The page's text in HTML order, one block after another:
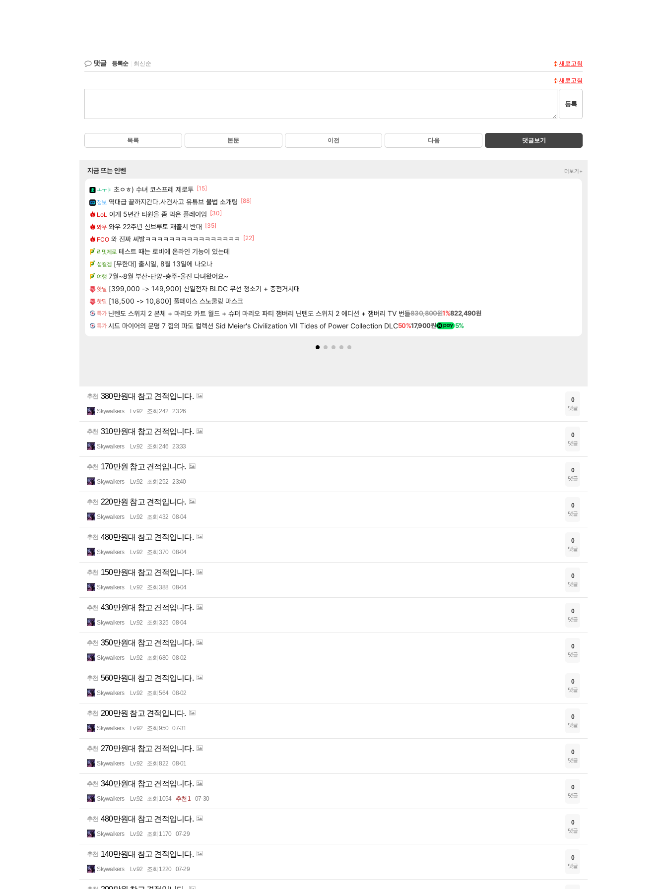
댓글 등록순 최신순 새로고침
새로고침
등록
목록 본문 이전 다음 댓글보기
지금 뜨는 인벤 더보기+
ㅗㅜㅑ 초ㅇㅎ) 수녀 코스프레 제로투 [15]
정보 역대급 끝까지간다.사건사고 유튜브 불법 소개팅 [88]
LoL 이게 5년간 티원을 좀 먹은 플레이임 [30]
와우 와우 22주년 신브루토 재출시 반대 [35]
FCO 와 진짜 씨발ㅋㅋㅋㅋㅋㅋㅋㅋㅋㅋㅋㅋㅋㅋㅋㅋ
[22]
리밋제로 테스트 때는 로비에 온라인 기능이 있는데
섭컬겜 [무한대] 출시일, 8월 13일에 나오나
여행 7월~8월 부산-단양-충주-울진 다녀왔어요~
핫딜 [399,000 -> 149,900] 신일전자 BLDC 무선 청소기 + 충전거치대
핫딜 [18,500 -> 10,800] 풀페이스 스노쿨링 마스크
특가 닌텐도 스위치 2 본체 + 마리오 카트 월드 + 슈퍼 마리오 파티 잼버리 닌텐도 스위치 2 에디션 + 잼버리 TV 번들830,800원1%822,490원
특가 시드 마이어의 문명 7 힘의 파도 컬렉션 Sid Meier's Civilization VII Tides of Power Collection DLC50%17,900원 5%
추천 380만원대 참고 견적입니다.
Skywalkers Lv.92 조회 242 23:26
0
댓글
추천 310만원대 참고 견적입니다.
Skywalkers Lv.92 조회 246 23:33
0
댓글
추천 170만원 참고 견적입니다.
Skywalkers Lv.92 조회 252 23:40
0
댓글
추천 220만원 참고 견적입니다.
Skywalkers Lv.92 조회 432 08-04
0
댓글
추천 480만원대 참고 견적입니다.
Skywalkers Lv.92 조회 370 08-04
0
댓글
추천 150만원대 참고 견적입니다.
Skywalkers Lv.92 조회 388 08-04
0
댓글
추천 430만원대 참고 견적입니다.
Skywalkers Lv.92 조회 325 08-04
0
댓글
추천 350만원대 참고 견적입니다.
Skywalkers Lv.92 조회 680 08-02
0
댓글
추천 560만원대 참고 견적입니다.
Skywalkers Lv.92 조회 564 08-02
0
댓글
추천 200만원 참고 견적입니다.
Skywalkers Lv.92 조회 950 07-31
0
댓글
추천 270만원대 참고 견적입니다.
Skywalkers Lv.92 조회 822 08-01
0
댓글
추천 340만원대 참고 견적입니다.
Skywalkers Lv.92 조회 1054 추천 1 07-30
0
댓글
추천 480만원대 참고 견적입니다.
Skywalkers Lv.92 조회 1170 07-29
0
댓글
추천 140만원대 참고 견적입니다.
Skywalkers Lv.92 조회 1220 07-29
0
댓글